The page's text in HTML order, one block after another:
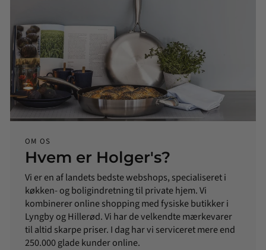
OM OS
Hvem er Holger's?
Vi er en af landets bedste webshops, specialiseret i
køkken- og boligindretning til private hjem. Vi
kombinerer online shopping med fysiske butikker i
Lyngby og Hillerød. Vi har de velkendte mærkevarer
til altid skarpe priser. I dag har vi serviceret mere end
250.000 glade kunder online.